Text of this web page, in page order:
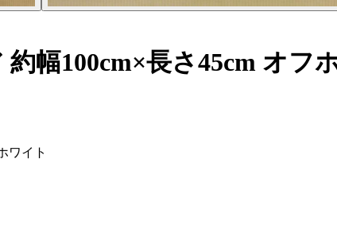
幅100cm×長さ45cm オフ
ワイト